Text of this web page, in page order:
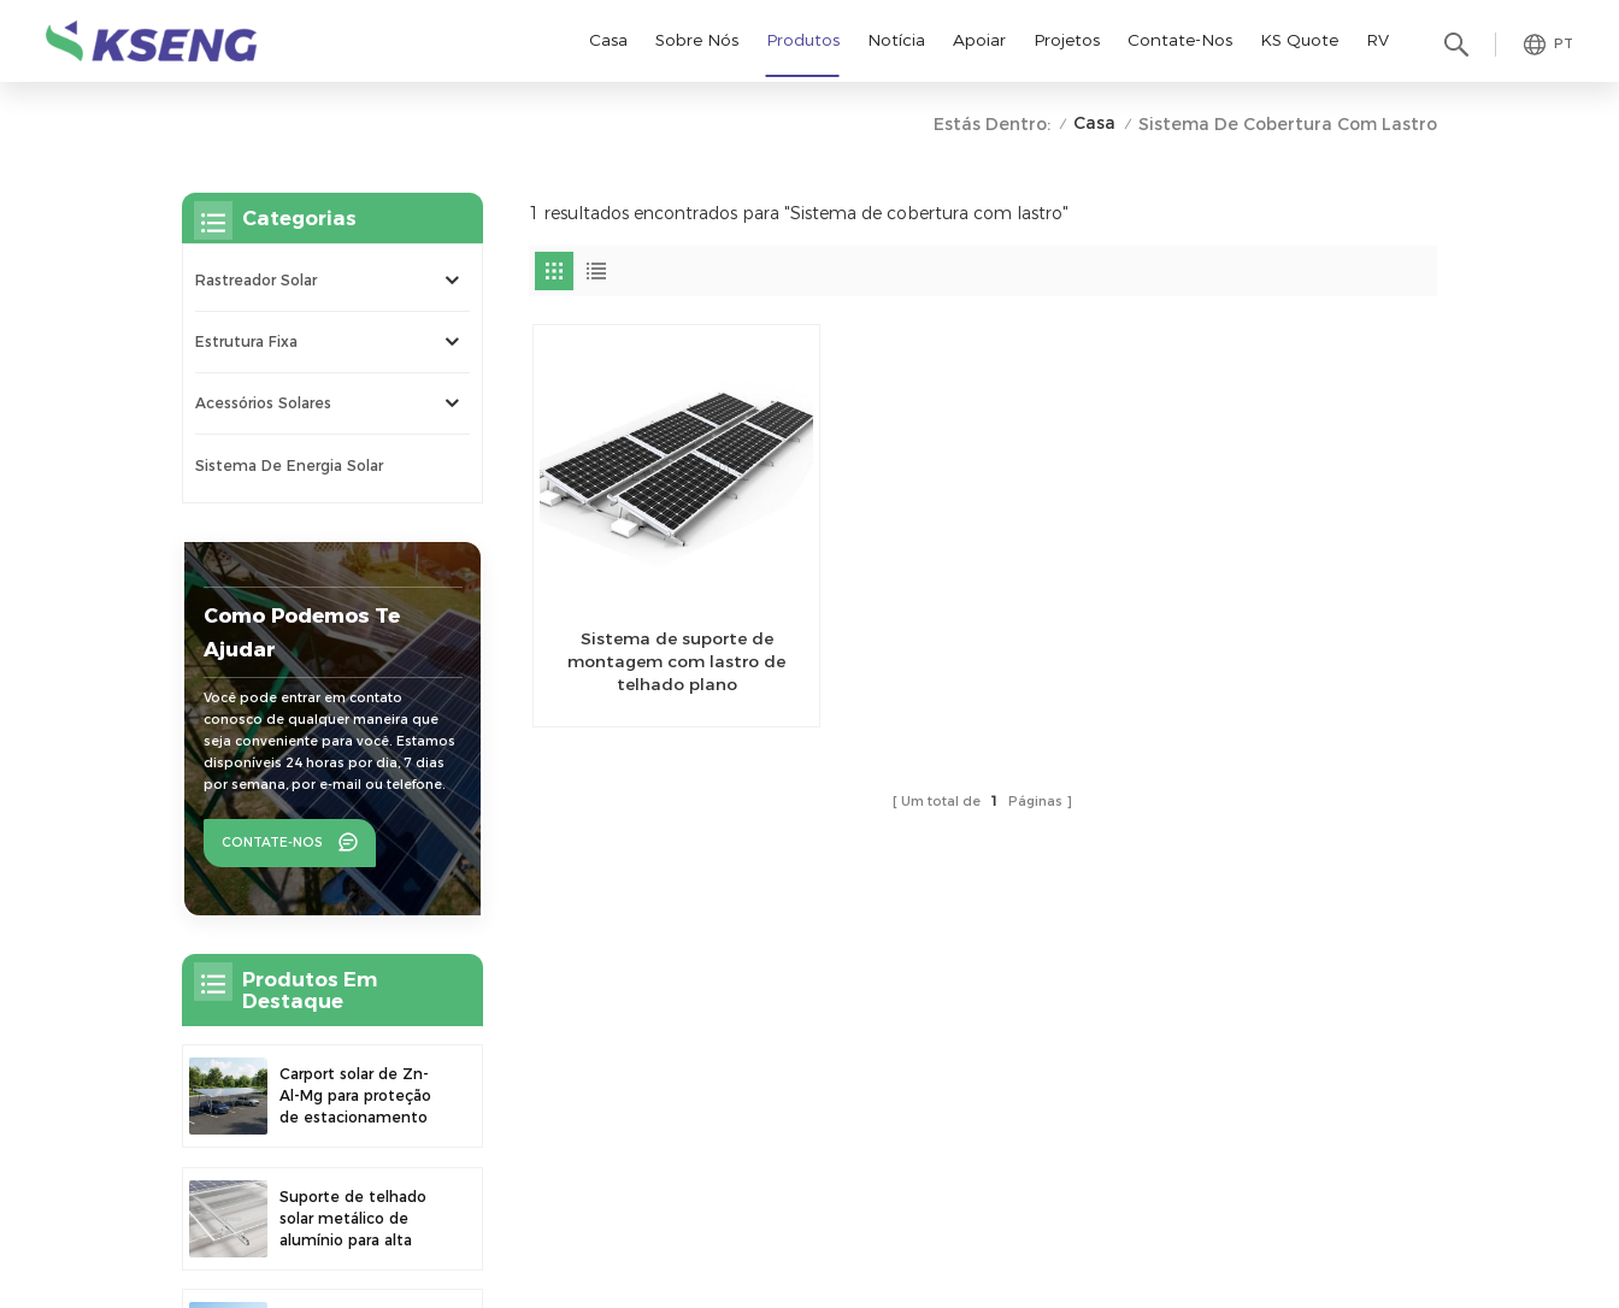
PT
Casa Sobre Nós Produtos Notícia Apoiar Projetos Contate-Nos KS Quote RV
Estás Dentro: / Casa / Sistema De Cobertura Com Lastro
1 resultados encontrados para "Sistema de cobertura com lastro"
Sistema de suporte de
montagem com lastro de
telhado plano
Um total de 1 Páginas
Categorias
Rastreador Solar
Estrutura Fixa
Acessórios Solares
Sistema De Energia Solar
Como Podemos Te
Ajudar
Você pode entrar em contato
conosco de qualquer maneira que
seja conveniente para você. Estamos
disponíveis 24 horas por dia, 7 dias
por semana, por e-mail ou telefone.
CONTATE-NOS
Produtos Em
Destaque
Carport solar de Zn-
Al-Mg para proteção
de estacionamento
Suporte de telhado
solar metálico de
alumínio para alta